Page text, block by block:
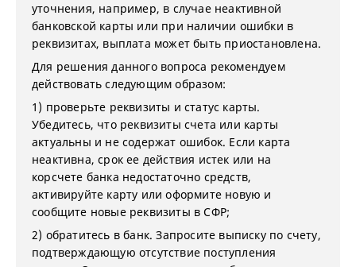
уточнения, например, в случае неактивной
банковской карты или при наличии ошибки в
реквизитах, выплата может быть приостановлена.
Для решения данного вопроса рекомендуем
действовать следующим образом:
1) проверьте реквизиты и статус карты.
Убедитесь, что реквизиты счета или карты
актуальны и не содержат ошибок. Если карта
неактивна, срок ее действия истек или на
корсчете банка недостаточно средств,
активируйте карту или оформите новую и
сообщите новые реквизиты в СФР;
2) обратитесь в банк. Запросите выписку по счету,
подтверждающую отсутствие поступления